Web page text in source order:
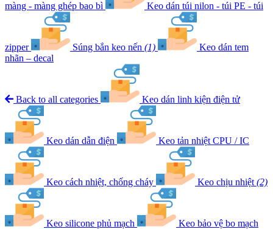
màng - màng ghép bao bì Keo dán túi nilon - túi PE - túi
zipper Súng bắn keo nến (1)
Keo dán tem
nhãn – decal
Back to all categories Keo dán linh kiện điện tử
Keo dán dẫn điện Keo tản nhiệt CPU / IC
Keo cách nhiệt, chống cháy Keo chịu nhiệt (2)
Keo silicone phủ mạch Keo bảo vệ bo mạch